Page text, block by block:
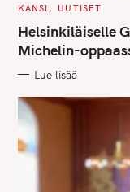
C
T
E
G
O
I
S
KANSI UUTISET
Helsinkiläiselle
Michelin-
Lue lisää